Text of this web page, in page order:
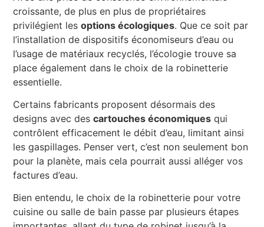
croissante, de plus en plus de propriétaires
privilégient lesoptions écologiques. Que ce soit par
l’installation de dispositifs économiseurs d’eau ou
l’usage de matériaux recyclés, l’écologie trouve sa
place également dans le choix de la robinetterie
essentielle.
Certains fabricants proposent désormais des
designs avec descartouches économiques qui
contrôlent efficacement le débit d’eau, limitant ainsi
les gaspillages. Penser vert, c’est non seulement bon
pour la planète, mais cela pourrait aussi alléger vos
factures d’eau.
Bien entendu, le choix de la robinetterie pour votre
cuisine ou salle de bain passe par plusieurs étapes